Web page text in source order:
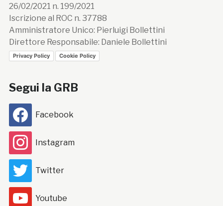
26/02/2021 n. 199/2021
Iscrizione al ROC n. 37788
Amministratore Unico: Pierluigi Bollettini
Direttore Responsabile: Daniele Bollettini
Privacy Policy Cookie Policy
Segui la GRB
Facebook
Instagram
Twitter
Youtube